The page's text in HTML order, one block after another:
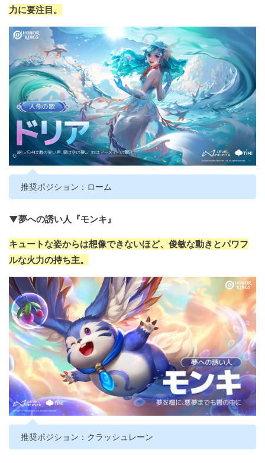
力に要注目。
推奨ポジション：ローム
▼夢への誘い人『モンキ』
キュートな姿からは想像できないほど、俊敏な動きとパワフ
ルな火力の持ち主。
推奨ポジション：クラッシュレーン